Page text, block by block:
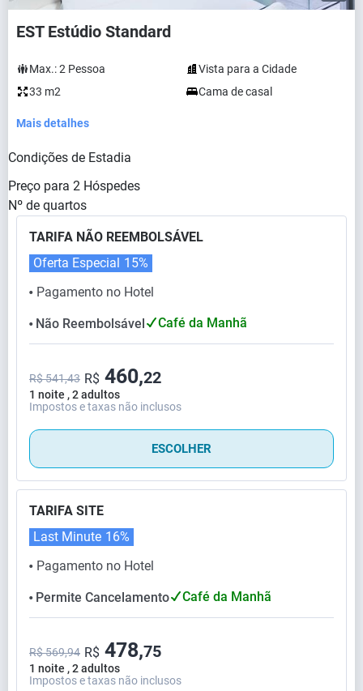
EST Estúdio Standard
Max.:2 Pessoa
Vista para a Cidade
33 m2
Cama de casal
Mais detalhes
Condições de Estadia
Preço para 2 Hóspedes
Nº de quartos
TARIFA NÃO REEMBOLSÁVEL
⬤ Pagamento no Hotel
Oferta Especial 15%
⬤ Não Reembolsável Café da Manhã
1 noite , 2 adultos
R$ 541,43 R$ 460,22
Impostos e taxas não inclusos
ESCOLHER
TARIFA SITE
⬤ Pagamento no Hotel
Last Minute 16%
⬤ Permite Cancelamento Café da Manhã
1 noite , 2 adultos
R$ 569,94 R$ 478,75
Impostos e taxas não inclusos